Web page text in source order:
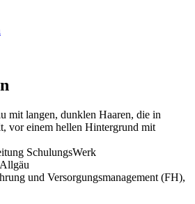
SchulungsWerk
und Versorgungsmanagement (FH),